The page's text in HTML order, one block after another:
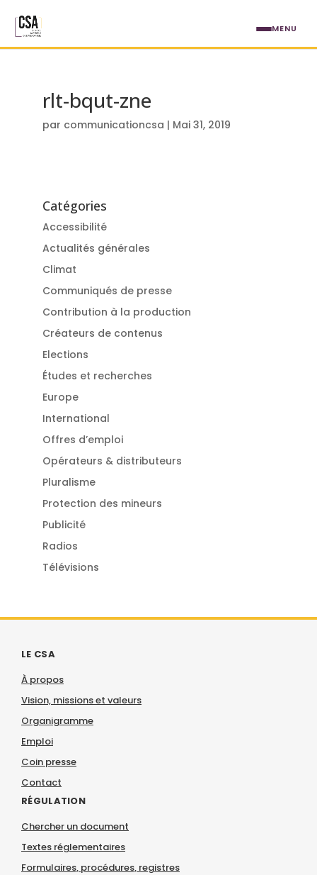
rlt-bqut-zne
par communicationcsa | Mai 31, 2019
Catégories
Accessibilité
Actualités générales
Climat
Communiqués de presse
Contribution à la production
Créateurs de contenus
Elections
Études et recherches
Europe
International
Offres d’emploi
Opérateurs & distributeurs
Pluralisme
Protection des mineurs
Publicité
Radios
Télévisions
LE CSA
À propos
Vision, missions et valeurs
Organigramme
Emploi
Coin presse
Contact
RÉGULATION
Chercher un document
Textes réglementaires
Formulaires, procédures, registres
MENU